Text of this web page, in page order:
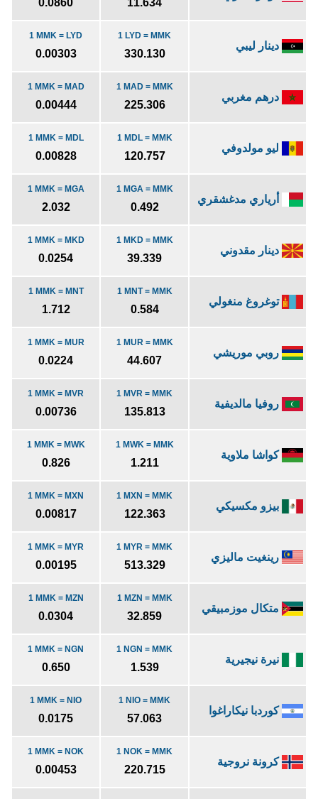
11.634
0.0860
دينار ليبي
1 LYD = MMK
330.130
1 MMK = LYD
0.00303
درهم مغربي
1 MAD = MMK
225.306
1 MMK = MAD
0.00444
ليو مولدوفي
1 MDL = MMK
120.757
1 MMK = MDL
0.00828
أرياري مدغشقري
1 MGA = MMK
0.492
1 MMK = MGA
2.032
دينار مقدوني
1 MKD = MMK
39.339
1 MMK = MKD
0.0254
توغروغ منغولي
1 MNT = MMK
0.584
1 MMK = MNT
1.712
روبي موريشي
1 MUR = MMK
44.607
1 MMK = MUR
0.0224
روفيا مالديفية
1 MVR = MMK
135.813
1 MMK = MVR
0.00736
كواشا ملاوية
1 MWK = MMK
1.211
1 MMK = MWK
0.826
بيزو مكسيكي
1 MXN = MMK
122.363
1 MMK = MXN
0.00817
رينغيت ماليزي
1 MYR = MMK
513.329
1 MMK = MYR
0.00195
متكال موزمبيقي
1 MZN = MMK
32.859
1 MMK = MZN
0.0304
نيرة نيجيرية
1 NGN = MMK
1.539
1 MMK = NGN
0.650
كوردبا نيكاراغوا
1 NIO = MMK
57.063
1 MMK = NIO
0.0175
كرونة نروجية
1 NOK = MMK
220.715
1 MMK = NOK
0.00453